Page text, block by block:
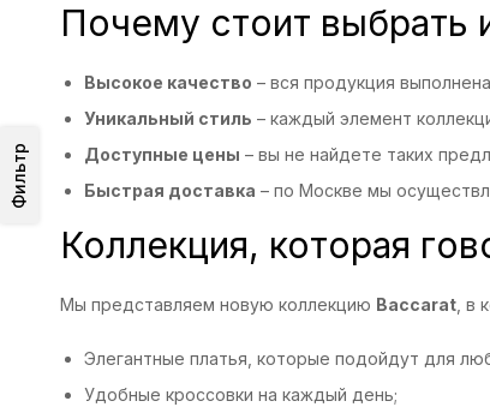
Фильтр
Почему стоит выбрать
Высокое качество – вся продукция
Уникальный стиль – каждый элемент
Доступные цены – вы не найдете таких
Быстрая доставка – по Москве мы
Коллекция, которая
Мы представляем новую коллекцию Baccarat , в
Элегантные платья, которые подойдут для
Удобные кроссовки на каждый день;